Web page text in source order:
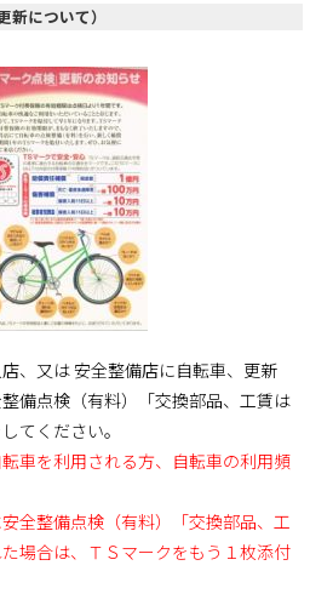
について）
、又は 安全整備店に自転車、更新
備点検（有料）「交換部品、工賃は
てください。
車を利用される方、自転車の利用頻
全整備点検（有料）「交換部品、工
場合は、ＴＳマークをもう１枚添付